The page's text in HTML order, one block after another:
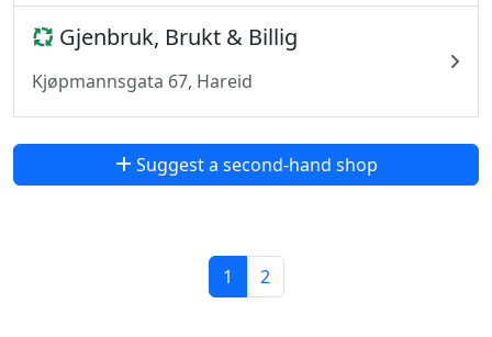
Gjenbruk, Brukt & Billig
Kjøpmannsgata 67, Hareid
Suggest a second-hand shop
1 2